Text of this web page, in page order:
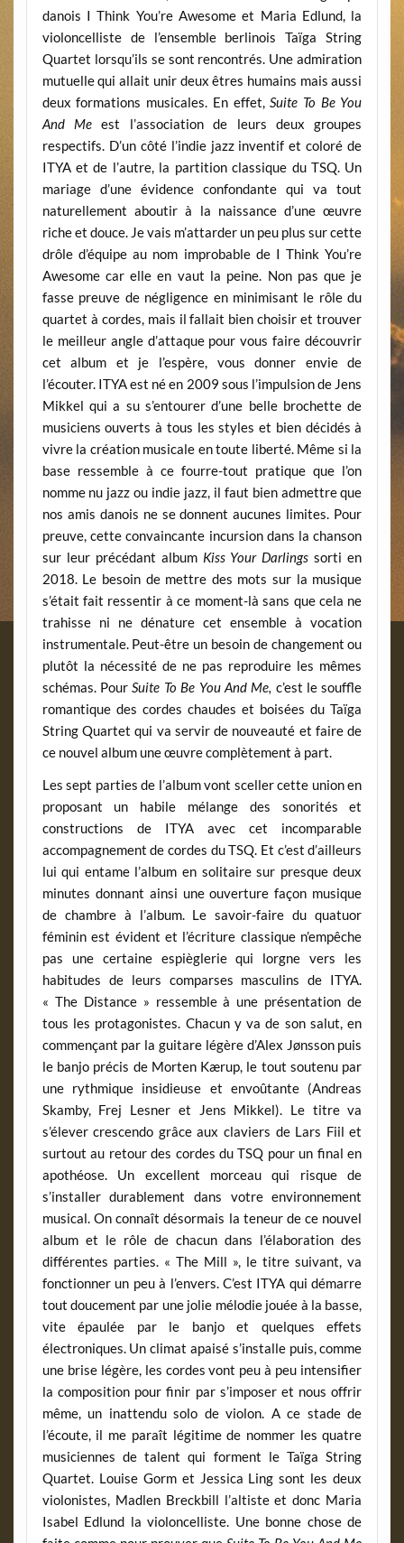
danois I Think You’re Awesome et Maria Edlund, la
violoncelliste de l’ensemble berlinois Taïga String
Quartet lorsqu’ils se sont rencontrés. Une admiration
mutuelle qui allait unir deux êtres humains mais aussi
deux formations musicales. En effet,Suite To Be You
And
Meest l’association de leurs deux groupes
respectifs. D’un côté l’indie jazz inventif et coloré de
ITYA et de l’autre, la partition classique du TSQ. Un
mariage d’une évidence confondante qui va tout
naturellement aboutir à la naissance d’une œuvre
riche et douce. Je vais m’attarder un peu plus sur cette
drôle d’équipe au nom improbable de I Think You’re
Awesome car elle en vaut la peine. Non pas que je
fasse preuve de négligence en minimisant le rôle du
quartet à cordes, mais il fallait bien choisir et trouver
le meilleur angle d’attaque pour vous faire découvrir
cet album et je l’espère, vous donner envie de
l’écouter. ITYA est né en 2009 sous l’impulsion de Jens
Mikkel qui a su s’entourer d’une belle brochette de
musiciens ouverts à tous les styles et bien décidés à
vivre la création musicale en toute liberté. Même si la
base ressemble à ce fourre-tout pratique que l’on
nomme nu jazz ou indie jazz, il faut bien admettre que
nos amis danois ne se donnent aucunes limites. Pour
preuve, cette convaincante incursion dans la chanson
sur leur précédant album Kiss Your Darlings sorti en
2018. Le besoin de mettre des mots sur la musique
s’était fait ressentir à ce moment-là sans que cela ne
trahisse ni ne dénature cet ensemble à vocation
instrumentale. Peut-être un besoin de changement ou
plutôt la nécessité de ne pas reproduire les mêmes
schémas. PourSuite To Be You And Me, c’est le souffle
romantique des cordes chaudes et boisées du Taïga
String Quartet qui va servir de nouveauté et faire de
ce nouvel album une œuvre complètement à part.
Les sept parties de l’album vont sceller cette union en
proposant un habile mélange des sonorités et
constructions de ITYA avec cet incomparable
accompagnement de cordes du TSQ. Et c’est d’ailleurs
lui qui entame l’album en solitaire sur presque deux
minutes donnant ainsi une ouverture façon musique
de chambre à l’album. Le savoir-faire du quatuor
féminin est évident et l’écriture classique n’empêche
pas une certaine espièglerie qui lorgne vers les
habitudes de leurs comparses masculins de ITYA.
« The Distance » ressemble à une présentation de
tous les protagonistes. Chacun y va de son salut, en
commençant par la guitare légère d’Alex Jønsson puis
le banjo précis de Morten Kærup, le tout soutenu par
une rythmique insidieuse et envoûtante (Andreas
Skamby, Frej Lesner et Jens Mikkel). Le titre va
s’élever crescendo grâce aux claviers de Lars Fiil et
surtout au retour des cordes du TSQ pour un final en
apothéose. Un excellent morceau qui risque de
s’installer durablement dans votre environnement
musical. On connaît désormais la teneur de ce nouvel
album et le rôle de chacun dans l’élaboration des
différentes parties. « The Mill », le titre suivant, va
fonctionner un peu à l’envers. C’est ITYA qui démarre
tout doucement par une jolie mélodie jouée à la basse,
vite épaulée par le banjo et quelques effets
électroniques. Un climat apaisé s’installe puis, comme
une brise légère, les cordes vont peu à peu intensifier
la composition pour finir par s’imposer et nous offrir
même, un inattendu solo de violon. A ce stade de
l’écoute, il me paraît légitime de nommer les quatre
musiciennes de talent qui forment le Taïga String
Quartet. Louise Gorm et Jessica Ling sont les deux
violonistes, Madlen Breckbill l’altiste et donc Maria
Isabel Edlund la violoncelliste. Une bonne chose de